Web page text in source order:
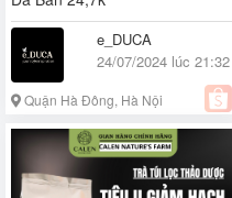
e_DUCA
24/07/2024 lúc 21:32
Quận Hà Đông, Hà Nội